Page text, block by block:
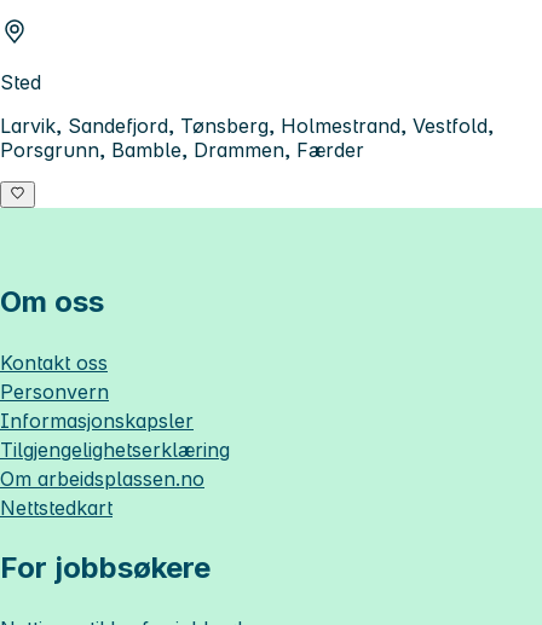
Sted
Larvik, Sandefjord, Tønsberg, Holmestrand, Vestfold,
Porsgrunn, Bamble, Drammen, Færder
Om oss
Kontakt oss
Personvern
Informasjonskapsler
Tilgjengelighetserklæring
Om arbeidsplassen.no
Nettstedkart
For jobbsøkere